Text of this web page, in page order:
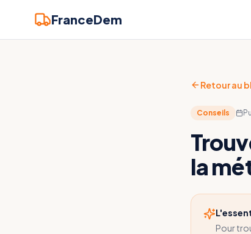
FranceDem
Retour au
Conseils
la
Pour